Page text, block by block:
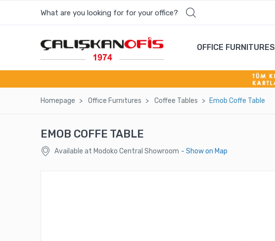
What are you looking for for your office?
OFFICE FURNITURES
Homepage Offıce Furnıtures Coffee Tables Emob Coffe Table
EMOB COFFE TABLE
Available at Modoko Central Showroom - Show on Map